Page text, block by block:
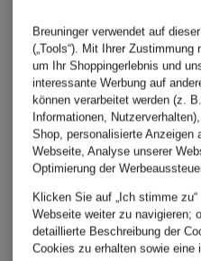
Breuninger verwendet auf
(„Tools“). Mit Ihrer
um Ihr Shoppingerlebnis und
interessante Werbung auf
können verarbeitet werden (z.
Informationen,
Shop, personalisierte Anzeigen
Webseite, Analyse unserer
Optimierung der
Klicken Sie auf „Ich stimme
Webseite weiter zu navigieren;
detaillierte Beschreibung der
Cookies zu erhalten sowie eine